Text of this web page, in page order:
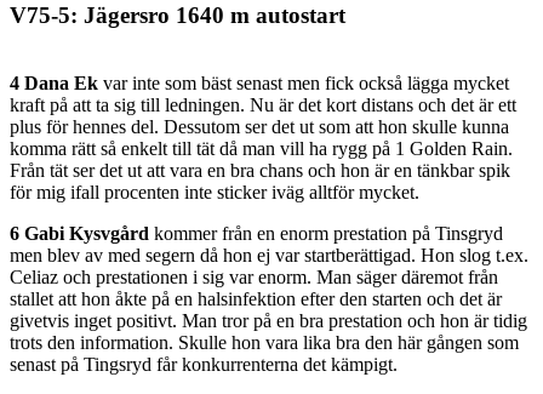
V75-5: Jägersro 1640 m autostart
4 Dana Ek var inte som bäst senast men fick också lägga mycket
kraft på att ta sig till ledningen. Nu är det kort distans och det är ett
plus för hennes del. Dessutom ser det ut som att hon skulle kunna
komma rätt så enkelt till tät då man vill ha rygg på 1 Golden Rain.
Från tät ser det ut att vara en bra chans och hon är en tänkbar spik
för mig ifall procenten inte sticker iväg alltför mycket.
6 Gabi Kysvgård kommer från en enorm prestation på Tinsgryd
men blev av med segern då hon ej var startberättigad. Hon slog t.ex.
Celiaz och prestationen i sig var enorm. Man säger däremot från
stallet att hon åkte på en halsinfektion efter den starten och det är
givetvis inget positivt. Man tror på en bra prestation och hon är tidig
trots den information. Skulle hon vara lika bra den här gången som
senast på Tingsryd får konkurrenterna det kämpigt.